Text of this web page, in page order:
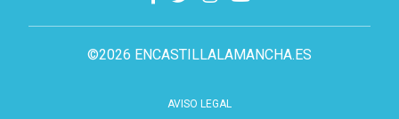
©2026 ENCASTILLALAMANCHA.ES
AVISO LEGAL